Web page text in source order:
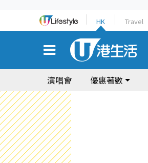
HK Travel
演唱會 優惠著數